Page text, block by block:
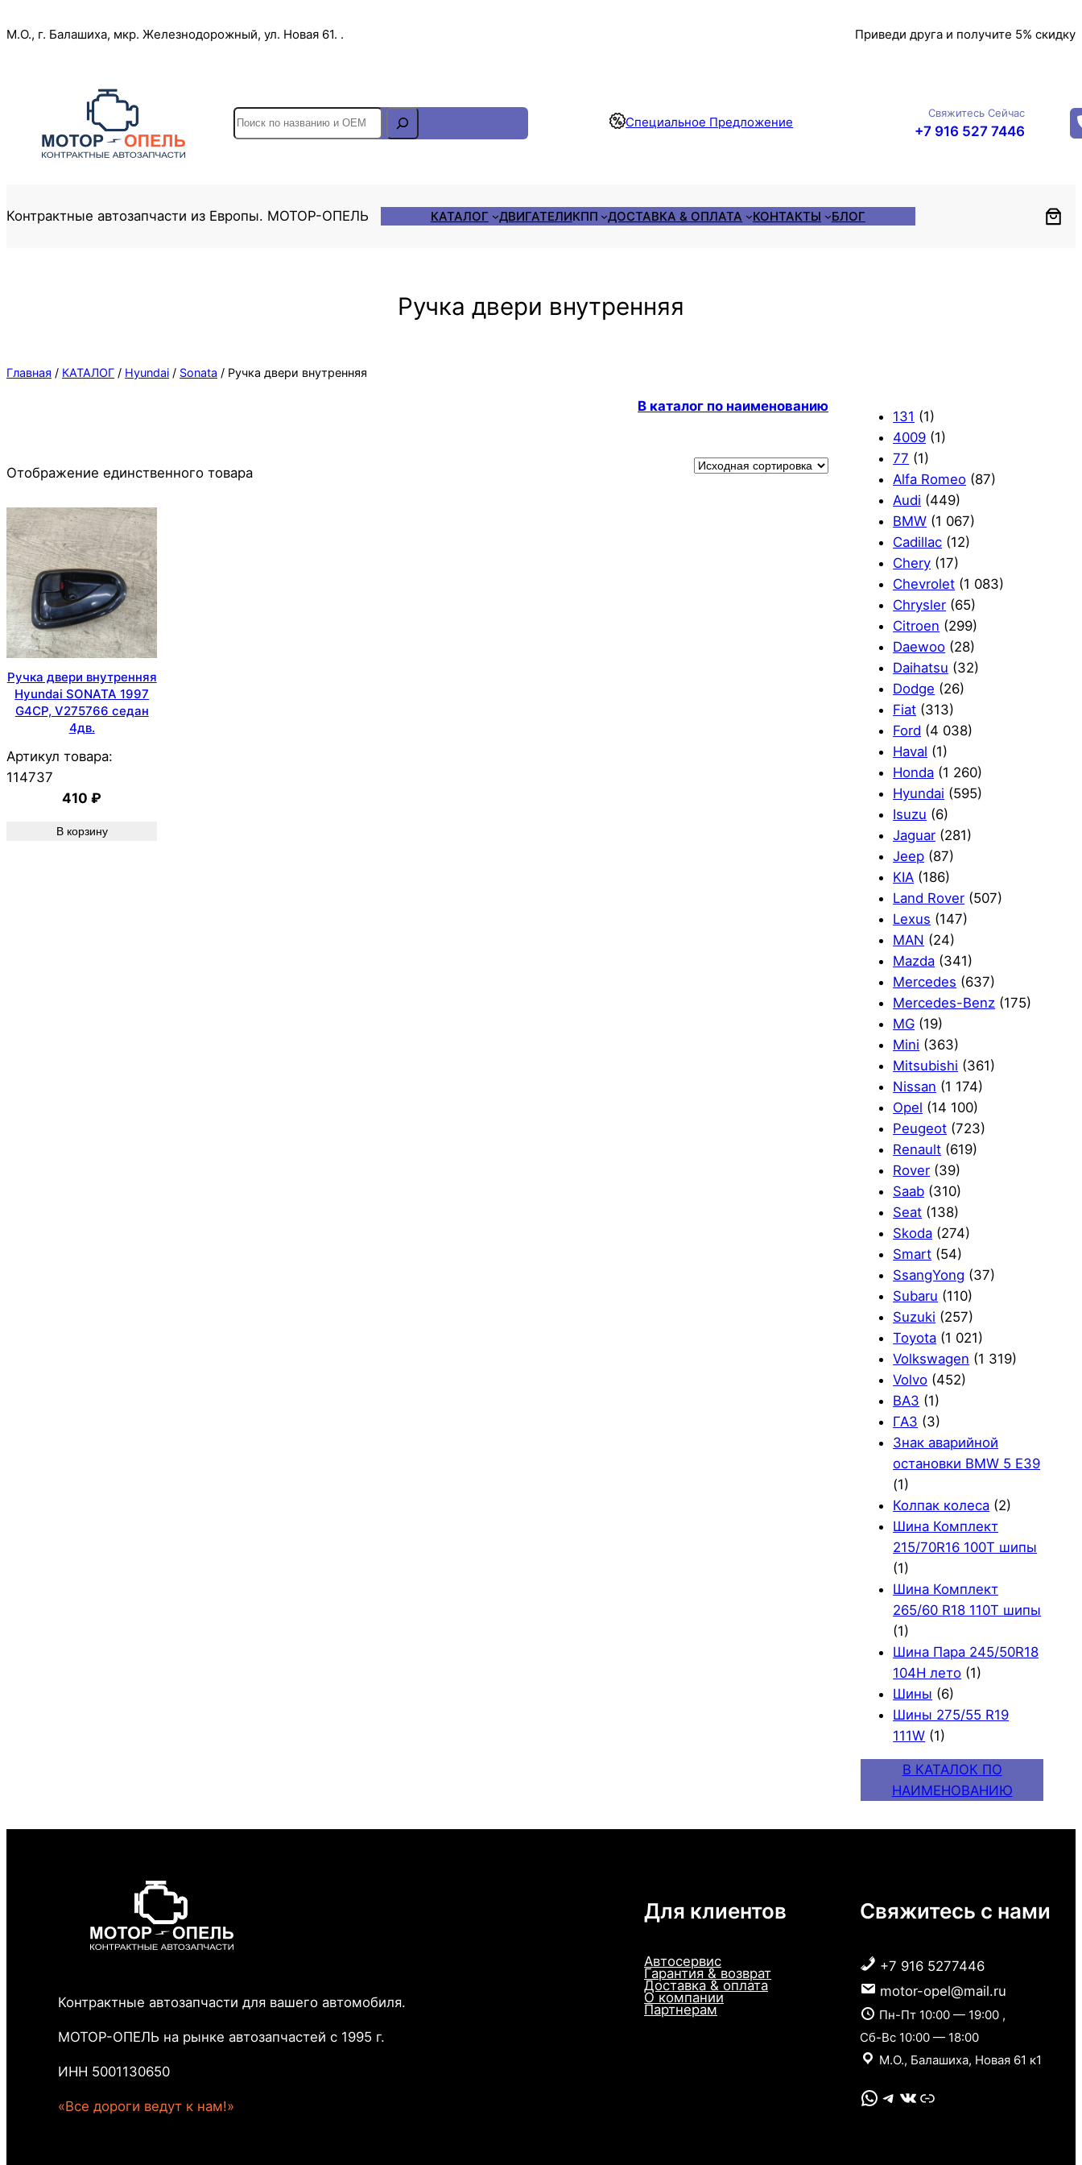
к
М.О., г. Балашиха, мкр. Железнодорожный, ул. Новая 61. . Приведи друга и получите 5% скидку
S
e
h
Специальное Предложение
Свяжитесь Сейчас
+7 916 527 7446
Контрактные автозапчасти из Европы. МОТОР-ОПЕЛЬ КАТАЛОГ ДВИГАТЕЛИКПП ДОСТАВКА & ОПЛАТА КОНТАКТЫ БЛОГ
Ручка двери внутренняя
Главная / КАТАЛОГ / Hyundai / Sonata / Ручка двери внутренняя
В каталог по наименованию
Отображение единственного товара
Ручка двери внутренняя
Hyundai SONATA 1997
G4CP, V275766 седан
4дв.
Артикул товара:
114737
410₽
В корзину
131 (1)
4009 (1)
77 (1)
Alfa Romeo (87)
Audi (449)
BMW (1 067)
Cadillac (12)
Chery (17)
Chevrolet (1 083)
Chrysler (65)
Citroen (299)
Daewoo (28)
Daihatsu (32)
Dodge (26)
Fiat (313)
Ford (4 038)
Haval (1)
Honda (1 260)
Hyundai (595)
Isuzu (6)
Jaguar (281)
Jeep (87)
KIA (186)
Land Rover (507)
Lexus (147)
MAN (24)
Mazda (341)
Mercedes (637)
Mercedes-Benz (175)
MG (19)
Mini (363)
Mitsubishi (361)
Nissan (1 174)
Opel (14 100)
Peugeot (723)
Renault (619)
Rover (39)
Saab (310)
Seat (138)
Skoda (274)
Smart (54)
SsangYong (37)
Subaru (110)
Suzuki (257)
Toyota (1 021)
Volkswagen (1 319)
Volvo (452)
ВАЗ (1)
ГАЗ (3)
Знак аварийной
остановки BMW 5 E39
(1)
Колпак колеса (2)
Шина Комплект
215/70R16 100T шипы
(1)
Шина Комплект
265/60 R18 110T шипы
(1)
Шина Пара 245/50R18
104H лето (1)
Шины (6)
Шины 275/55 R19
111W (1)
В КАТАЛОК ПО
НАИМЕНОВАНИЮ
Контрактные автозапчасти для вашего автомобиля.
МОТОР-ОПЕЛЬ на рынке автозапчастей с 1995 г.
ИНН 5001130650
«Все дороги ведут к нам!»
Для клиентов
Автосервис
Гарантия & возврат
Доставка & оплата
О компании
Партнерам
Свяжитесь с нами
+7 916 5277446
motor-opel@mail.ru
Пн-Пт 10:00 — 19:00 ,
Сб-Вс 10:00 — 18:00
М.О., Балашиха, Новая 61 к1
WhatsApp Telegram VK Link